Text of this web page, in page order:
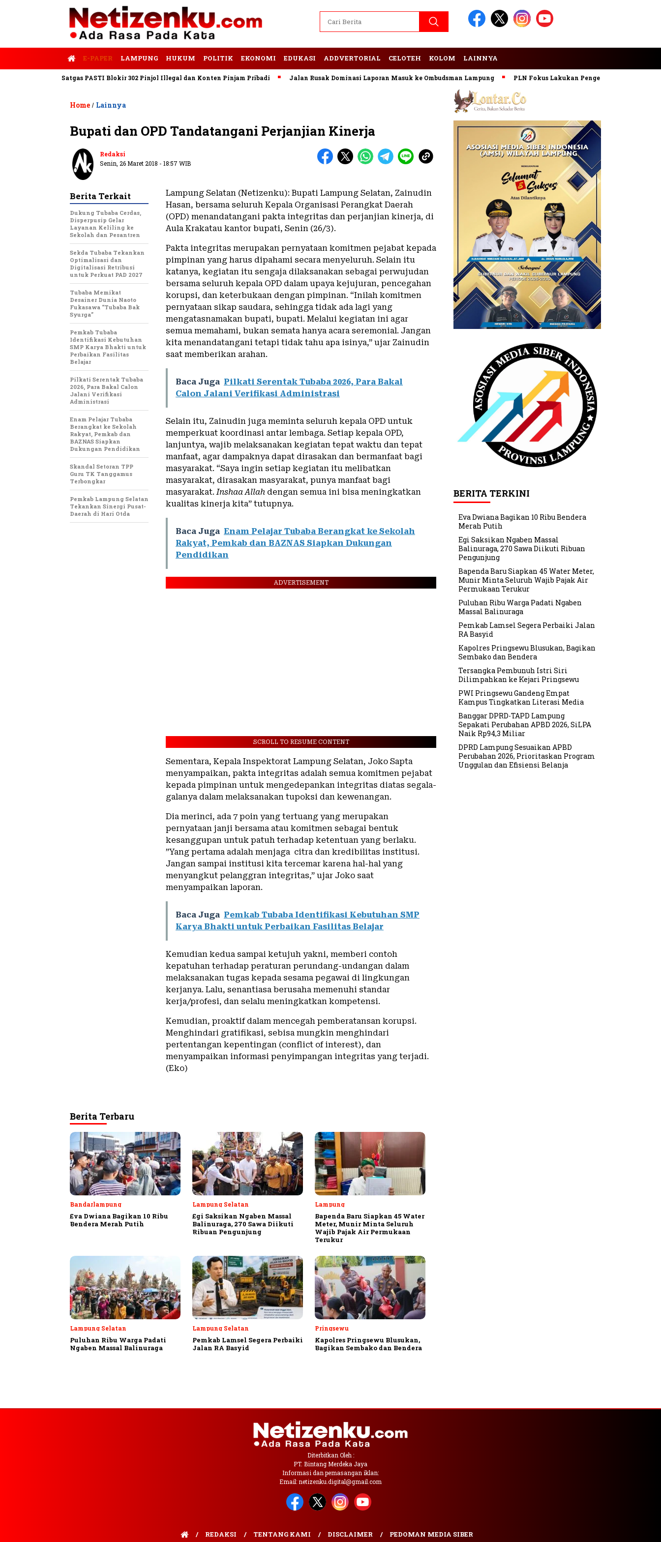
E-PAPER LAMPUNG HUKUM POLITIK EKONOMI EDUKASI ADDVERTORIAL CELOTEH KOLOM LAINNYA
Satgas PASTI Blokir 302 Pinjol Illegal dan Konten Pinjam Pribadi Jalan Rusak Dominasi Laporan Masuk ke Ombudsman Lampung PLN Fokus Lakukan Pengembangan Pembangkit
Home / Lainnya
Bupati dan OPD Tandatangani Perjanjian Kinerja
Redaksi
Senin, 26 Maret 2018 - 18:57 WIB
Lampung Selatan (Netizenku): Bupati Lampung Selatan, Zainudin
Hasan, bersama seluruh Kepala Organisasi Perangkat Daerah
(OPD) menandatangani pakta integritas dan perjanjian kinerja, di
Aula Krakatau kantor bupati, Senin (26/3).
Pakta integritas merupakan pernyataan komitmen pejabat kepada
pimpinan yang harus dipahami secara menyeluruh. Selain itu
katanya, kegiatan itu sengaja dilaksanakan sebagai perwujudan
bersama seluruh kepala OPD dalam upaya kejujuran, pencegahan
korupsi, dan keterbukaan dengan pimpinan. “Inilah komitmen
pernyataan sikap saudara, sehingga tidak ada lagi yang
mengatasnamakan bupati, bupati. Melalui kegiatan ini agar
semua memahami, bukan semata hanya acara seremonial. Jangan
kita menandatangani tetapi tidak tahu apa isinya,” ujar Zainudin
saat memberikan arahan.
Baca Juga Pilkati Serentak Tubaba 2026, Para Bakal
Calon Jalani Verifikasi Administrasi
Selain itu, Zainudin juga meminta seluruh kepala OPD untuk
memperkuat koordinasi antar lembaga. Setiap kepala OPD,
lanjuntya, wajib melaksanakan kegiatan tepat waktu dan tepat
manfaat, agar dampaknya dapat dirasakan dan bermanfaat bagi
masyarakat. “Saya ingin setiap kegiatan itu melibatkan
masyarakat, dirasakan masyarakat, punya manfaat bagi
masyarakat.Inshaa Allah dengan semua ini bisa meningkatkan
kualitas kinerja kita” tutupnya.
Baca Juga Enam Pelajar Tubaba Berangkat ke Sekolah
Rakyat, Pemkab dan BAZNAS Siapkan Dukungan
Pendidikan
ADVERTISEMENT
SCROLL TO RESUME CONTENT
Sementara, Kepala Inspektorat Lampung Selatan, Joko Sapta
menyampaikan, pakta integritas adalah semua komitmen pejabat
kepada pimpinan untuk mengedepankan integritas diatas segala-
galanya dalam melaksanakan tupoksi dan kewenangan.
Dia merinci, ada 7 poin yang tertuang yang merupakan
pernyataan janji bersama atau komitmen sebagai bentuk
kesanggupan untuk patuh terhadap ketentuan yang berlaku.
”Yang pertama adalah menjaga citra dan kredibilitas institusi.
Jangan sampai institusi kita tercemar karena hal-hal yang
menyangkut pelanggran integritas,” ujar Joko saat
menyampaikan laporan.
Baca Juga Pemkab Tubaba Identifikasi Kebutuhan SMP
Karya Bhakti untuk Perbaikan Fasilitas Belajar
Kemudian kedua sampai ketujuh yakni, memberi contoh
kepatuhan terhadap peraturan perundang-undangan dalam
melaksanakan tugas kepada sesama pegawai di lingkungan
kerjanya. Lalu, senantiasa berusaha memenuhi standar
kerja/profesi, dan selalu meningkatkan kompetensi.
Kemudian, proaktif dalam mencegah pemberatansan korupsi.
Menghindari gratifikasi, sebisa mungkin menghindari
pertentangan kepentingan (conflict of interest), dan
menyampaikan informasi penyimpangan integritas yang terjadi.
(Eko)
Berita Terkait
Dukung Tubaba Cerdas,
Disperpusip Gelar
Layanan Keliling ke
Sekolah dan Pesantren
Sekda Tubaba Tekankan
Optimalisasi dan
Digitalisasi Retribusi
untuk Perkuat PAD 2027
Tubaba Memikat
Desainer Dunia Naoto
Fukasawa “Tubaba Bak
Syurga”
Pemkab Tubaba
Identifikasi Kebutuhan
SMP Karya Bhakti untuk
Perbaikan Fasilitas
Belajar
Pilkati Serentak Tubaba
2026, Para Bakal Calon
Jalani Verifikasi
Administrasi
Enam Pelajar Tubaba
Berangkat ke Sekolah
Rakyat, Pemkab dan
BAZNAS Siapkan
Dukungan Pendidikan
Skandal Setoran TPP
Guru TK Tanggamus
Terbongkar
Pemkab Lampung Selatan
Tekankan Sinergi Pusat-
Daerah di Hari Otda
Berita Terbaru
Bandarlampung
Eva Dwiana Bagikan 10 Ribu
Bendera Merah Putih
Lampung Selatan
Egi Saksikan Ngaben Massal
Balinuraga, 270 Sawa Diikuti
Ribuan Pengunjung
Lampung
Bapenda Baru Siapkan 45 Water
Meter, Munir Minta Seluruh
Wajib Pajak Air Permukaan
Terukur
Lampung Selatan
Puluhan Ribu Warga Padati
Ngaben Massal Balinuraga
Lampung Selatan
Pemkab Lamsel Segera Perbaiki
Jalan RA Basyid
Pringsewu
Kapolres Pringsewu Blusukan,
Bagikan Sembako dan Bendera
BERITA TERKINI
Eva Dwiana Bagikan 10 Ribu Bendera
Merah Putih
Egi Saksikan Ngaben Massal
Balinuraga, 270 Sawa Diikuti Ribuan
Pengunjung
Bapenda Baru Siapkan 45 Water Meter,
Munir Minta Seluruh Wajib Pajak Air
Permukaan Terukur
Puluhan Ribu Warga Padati Ngaben
Massal Balinuraga
Pemkab Lamsel Segera Perbaiki Jalan
RA Basyid
Kapolres Pringsewu Blusukan, Bagikan
Sembako dan Bendera
Tersangka Pembunuh Istri Siri
Dilimpahkan ke Kejari Pringsewu
PWI Pringsewu Gandeng Empat
Kampus Tingkatkan Literasi Media
Banggar DPRD-TAPD Lampung
Sepakati Perubahan APBD 2026, SiLPA
Naik Rp94,3 Miliar
DPRD Lampung Sesuaikan APBD
Perubahan 2026, Prioritaskan Program
Unggulan dan Efisiensi Belanja
Diterbitkan Oleh :
PT. Bintang Merdeka Jaya
Informasi dan pemasangan iklan:
Email: netizenku.digital@gmail.com
REDAKSI TENTANG KAMI DISCLAIMER PEDOMAN MEDIA SIBER